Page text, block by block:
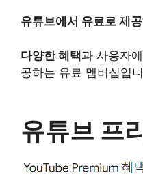
유튜브에서 유료로 제
다양한 혜택과 사용자
공하는 유료 멤버십입
유튜브 프